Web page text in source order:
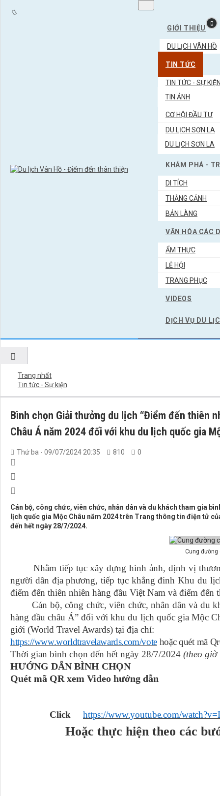
GIỚI THIỆU
DU LỊCH VÂN HỒ
TIN TỨC
TIN TỨC - SỰ
TIN ẢNH
CƠ HỘI ĐẦU TƯ
DU LỊCH SƠN LA
DU LỊCH SƠN LA
KHÁM PHÁ -
DI TÍCH
THẮNG CẢNH
BẢN LÀNG
VĂN HÓA CÁC
ẨM THỰC
LỄ HỘI
TRANG PHỤC
VIDEOS
DỊCH VỤ DU
Trang nhất
Tin tức - Sự kiện
Bình chọn Giải thưởng du lịch “Điểm đến thiên
Châu Á năm 2024 đối với khu du lịch quốc gia
Thứ ba - 09/07/2024 20:35 810 0
Cán bộ, công chức, viên chức, nhân dân và du khách tham gia
lịch quốc gia Mộc Châu năm 2024 trên Trang thông tin điện tử
đến hết ngày 28/7/2024.
Cung đường
Nhằm tiếp tục xây dựng hình ảnh, định vị thương
người dân địa phương, tiếp tục khẳng đinh Khu du
điểm đến thiên nhiên hàng đầu Việt Nam và điểm
Cán bộ, công chức, viên chức, nhân dân và du
hàng đầu châu Á” đối với khu du lịch quốc gia Mộc
giới (World Travel Awards) tại địa chỉ:
https://www.worldtravelawards.com/vote hoặc quét mã
Thời gian bình chọn đến hết ngày 28/7/2024 (theo
HƯỚNG DẪN BÌNH CHỌN
Quét mã QR xem Video hướng dẫn
Click https://www.youtube.com/
Hoặc thực hiện theo các